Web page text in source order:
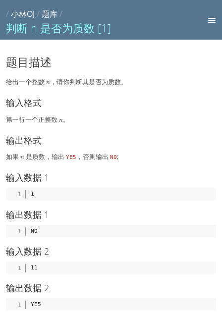
/小林OJ / 题库/
判断 n 是否为质数 [1]
题目描述
给出一个整数n
n ，请你判断其是否为质数。
输入格式
第一行一个正整数n
n。
输出格式
如果n
n 是质数，输出YE5 ，否则输出N0;
输入数据 1
输出数据 1
输入数据 2
输出数据 2